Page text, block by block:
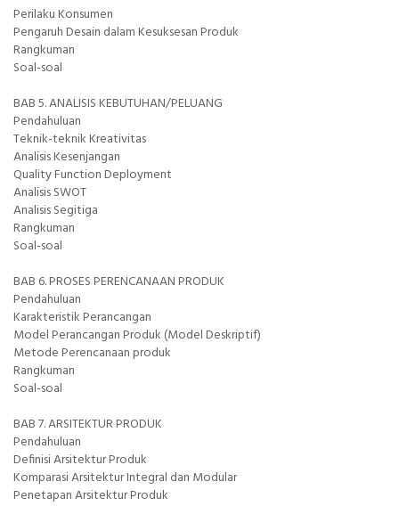
Perilaku Konsumen
Pengaruh Desain dalam Kesuksesan Produk
Rangkuman
Soal-soal
BAB 5. ANALISIS KEBUTUHAN/PELUANG
Pendahuluan
Teknik-teknik Kreativitas
Analisis Kesenjangan
Quality Function Deployment
Analisis SWOT
Analisis Segitiga
Rangkuman
Soal-soal
BAB 6. PROSES PERENCANAAN PRODUK
Pendahuluan
Karakteristik Perancangan
Model Perancangan Produk (Model Deskriptif)
Metode Perencanaan produk
Rangkuman
Soal-soal
BAB 7. ARSITEKTUR PRODUK
Pendahuluan
Definisi Arsitektur Produk
Komparasi Arsitektur Integral dan Modular
Penetapan Arsitektur Produk